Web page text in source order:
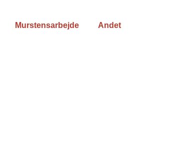
Murstensarbejde Andet